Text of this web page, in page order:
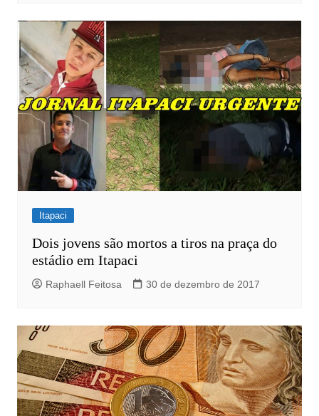
Itapaci
Dois jovens são mortos a tiros na praça do
estádio em Itapaci
Raphaell Feitosa 30 de dezembro de 2017